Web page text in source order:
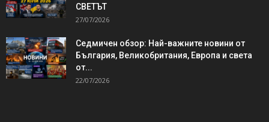
СВЕТЪТ
27/07/2026
Седмичен обзор: Най-важните новини от
България, Великобритания, Европа и света
от...
22/07/2026